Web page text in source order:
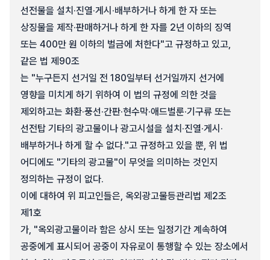
선전물을 설치·진열·게시·배부하거나 하게 한 자 또는
상징물을 제작·판매하거나 하게 한 자를 2년 이하의 징역
또는 400만 원 이하의 벌금에 처한다"고 규정하고 있고,
같은 법 제90조
는 "누구든지 선거일 전 180일부터 선거일까지 선거에
영향을 미치게 하기 위하여 이 법의 규정에 의한 것을
제외하고는 화환·풍선·간판·현수막·애드벌룬·기구류 또는
선전탑 기타의 광고물이나 광고시설을 설치·진열·게시·
배부하거나 하게 할 수 없다."고 규정하고 있을 뿐, 위 법
어디에도 "기타의 광고물"이 무엇을 의미하는 것인지
정의하는 규정이 없다.
이에 대하여 위 피고인들은, 옥외광고물등관리법 제2조
제1호
가, "옥외광고물이라 함은 상시 또는 일정기간 계속하여
공중에게 표시되어 공중이 자유로이 통행할 수 있는 장소에서